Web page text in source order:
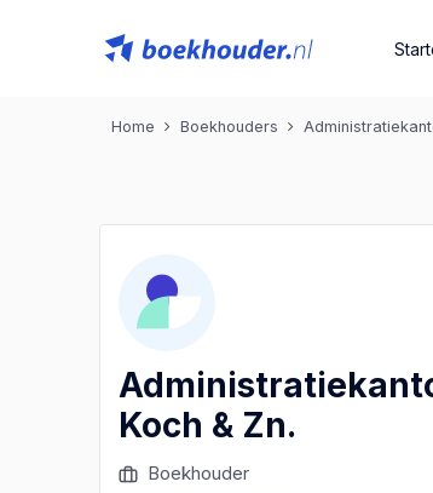
Home Boekhouders
Koch & Zn.
Boekhouder